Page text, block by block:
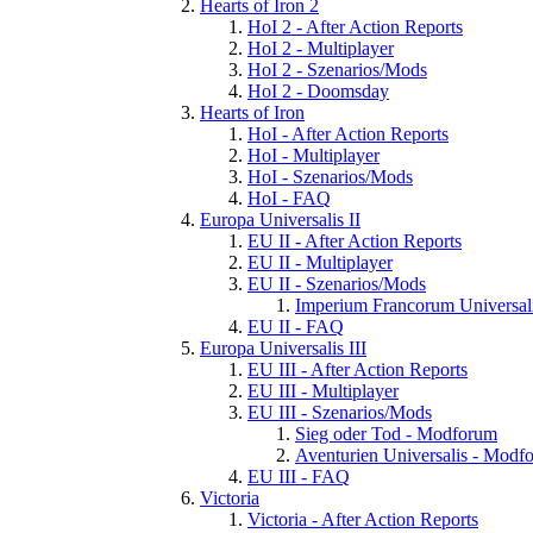
Hearts of Iron 2
HoI 2 - After Action Reports
HoI 2 - Multiplayer
HoI 2 - Szenarios/Mods
HoI 2 - Doomsday
Hearts of Iron
HoI - After Action Reports
HoI - Multiplayer
HoI - Szenarios/Mods
HoI - FAQ
Europa Universalis II
EU II - After Action Reports
EU II - Multiplayer
EU II - Szenarios/Mods
Imperium Francorum
EU II - FAQ
Europa Universalis III
EU III - After Action Reports
EU III - Multiplayer
EU III - Szenarios/Mods
Sieg oder Tod - Modforum
Aventurien Universalis -
EU III - FAQ
Victoria
Victoria - After Action Reports